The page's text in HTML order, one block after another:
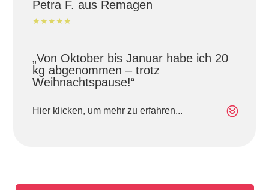
Petra F. aus Remagen
★★★★★
„Von Oktober bis Januar habe ich 20
kg abgenommen – trotz
Weihnachtspause!“
Hier klicken, um mehr zu erfahren...